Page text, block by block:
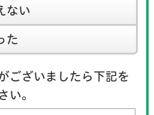
ない
た
ございましたら下記を
い。